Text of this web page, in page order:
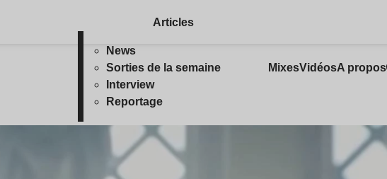
Articles
News
Sorties de la semaine
Interview
Reportage
MixesVidéosA propos